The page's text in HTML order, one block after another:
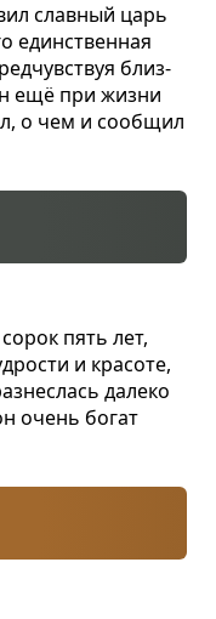
слав­ный царь
един­ствен­ная
близ­
ещё при жизни
о чем и сооб­щил
пять лет,
и кра­соте,
далеко
очень богат